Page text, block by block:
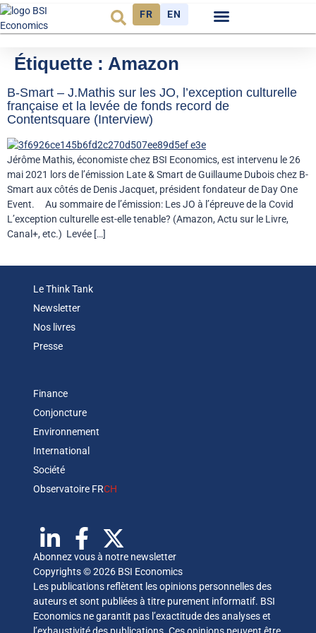
FR EN
Étiquette : Amazon
B-Smart – J.Mathis sur les JO, l’exception culturelle
française et la levée de fonds record de
Contentsquare (Interview)
Jérôme Mathis, économiste chez BSI Economics, est intervenu le 26
mai 2021 lors de l’émission Late & Smart de Guillaume Dubois chez B-
Smart aux côtés de Denis Jacquet, président fondateur de Day One
Event. Au sommaire de l’émission: Les JO à l’épreuve de la Covid
L’exception culturelle est-elle tenable? (Amazon, Actu sur le Livre,
Canal+, etc.) Levée […]
Le Think Tank
Newsletter
Nos livres
Presse
Finance
Conjoncture
Environnement
International
Société
Observatoire FRCH
Abonnez vous à notre newsletter
Copyrights © 2026 BSI Economics
Les publications reflètent les opinions personnelles des
auteurs et sont publiées à titre purement informatif. BSI
Economics ne garantit pas l’exactitude des analyses et